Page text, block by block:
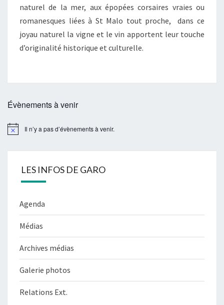
naturel de la mer, aux épopées corsaires vraies ou
romanesques liées à St Malo tout proche, dans ce
joyau naturel la vigne et le vin apportent leur touche
d’originalité historique et culturelle.
Évènements à venir
Notice Il n’y a pas d’évènements à venir.
LES INFOS DE GARO
Agenda
Médias
Archives médias
Galerie photos
Relations Ext.